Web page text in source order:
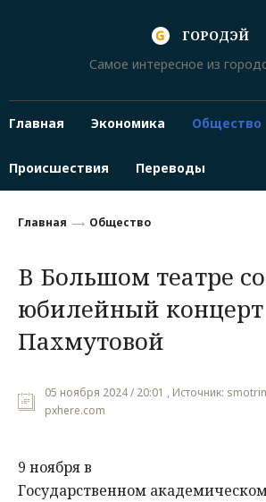
ГОРОДЭЙ
Самое интересное из
Главная Экономика Общество
Происшествия Переводы
Главная Общество
В Большом театре
юбилейный концерт
Пахмутовой
05 ноября 2024 / 20:01 , Источник:
pxhere.com
9 ноября в
Государственном